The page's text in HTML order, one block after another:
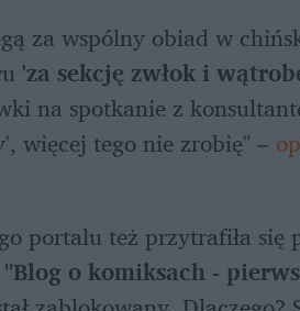
za wspólny obiad w
'za sekcję zwłok i
na spotkanie z
więcej tego nie zrobię" –
portalu też przytrafiła się
"Blog o komiksach -